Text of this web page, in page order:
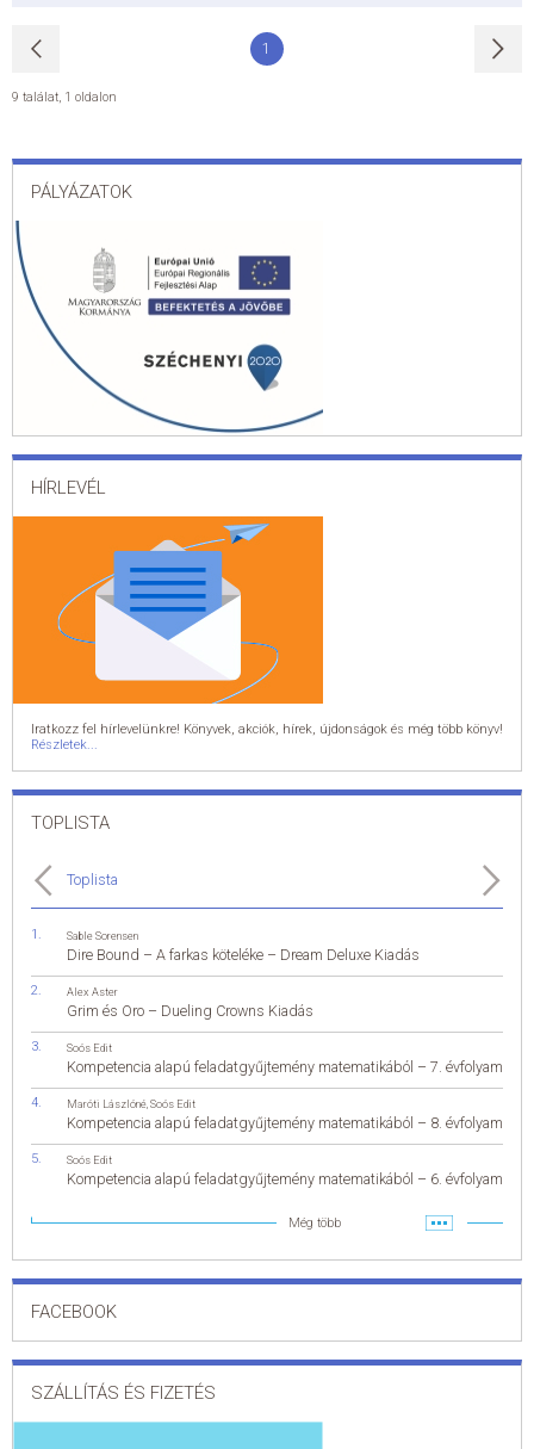
1
9 találat, 1 oldalon
PÁLYÁZATOK
HÍRLEVÉL
Iratkozz fel hírlevelünkre! Könyvek, akciók, hírek, újdonságok és még több könyv!
Részletek...
TOPLISTA
Toplista
Sable Sorensen
Dire Bound – A farkas köteléke – Dream Deluxe Kiadás
Alex Aster
Grim és Oro – Dueling Crowns Kiadás
Soós Edit
Kompetencia alapú feladatgyűjtemény matematikából – 7. évfolyam
Maróti Lászlóné Soós Edit
Kompetencia alapú feladatgyűjtemény matematikából – 8. évfolyam
Soós Edit
Kompetencia alapú feladatgyűjtemény matematikából – 6. évfolyam
Még több
FACEBOOK
SZÁLLÍTÁS ÉS FIZETÉS